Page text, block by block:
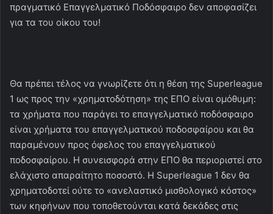
πραγματικό Επαγγελματικό Ποδόσφαιρο δεν αποφασίζει
για τα του οίκου του!
Θα πρέπει τέλος να γνωρίζετε ότι η θέση της Superleague
1 ως προς την «χρηματοδότηση» της ΕΠΟ είναι ομόθυμη:
τα χρήματα που παράγει το επαγγελματικό ποδόσφαιρο
είναι χρήματα του επαγγελματικού ποδοσφαίρου και θα
παραμένουν προς όφελος του επαγγελματικού
ποδοσφαίρου. Η συνεισφορά στην ΕΠΟ θα περιοριστεί στο
ελάχιστο απαραίτητο ποσοστό. Η Superleague 1 δεν θα
χρηματοδοτεί ούτε το «ανελαστικό μισθολογικό κόστος»
των κηφήνων που τοποθετούνται κατά δεκάδες στις